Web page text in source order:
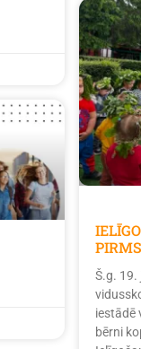
Š.g.
iestādē
bērni